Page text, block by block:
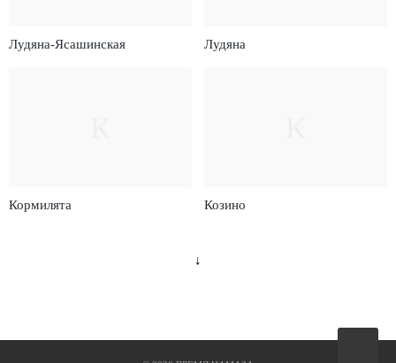
Лудяна-Ясашинская Лудяна
Кормилята Козино
↓